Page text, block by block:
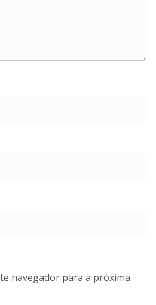
navegador para a próxima